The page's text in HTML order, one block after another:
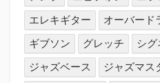
エレキギター
オーバード
ギブソン
グレッチ
シ
ジャズベース
ジャズマス